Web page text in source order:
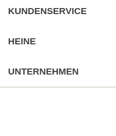
KUNDENSERVICE
HEINE
UNTERNEHMEN